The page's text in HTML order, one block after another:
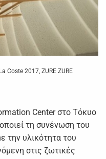
Coste 2017, ZURE ZURE
Center στο Τόκυο
τη συνένωση του
την υλικότητα του
στις ζωτικές